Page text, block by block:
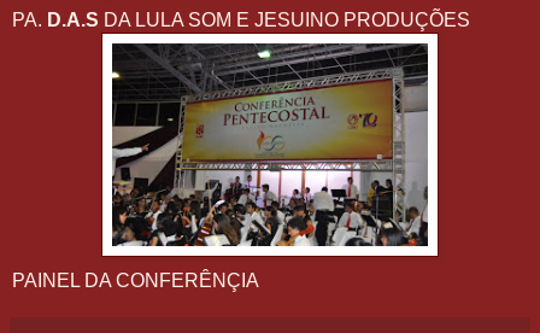
PA. D.A.S DA LULA SOM E JESUINO PRODUÇÕES
PAINEL DA CONFERÊNÇIA